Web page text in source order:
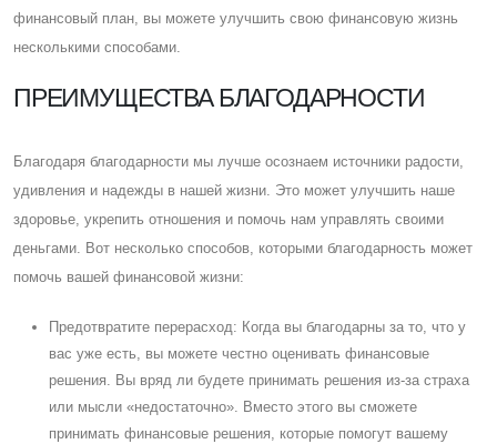
финансовый план, вы можете улучшить свою финансовую жизнь
несколькими способами.
ПРЕИМУЩЕСТВА БЛАГОДАРНОСТИ
Благодаря благодарности мы лучше осознаем источники радости,
удивления и надежды в нашей жизни. Это может улучшить наше
здоровье, укрепить отношения и помочь нам управлять своими
деньгами. Вот несколько способов, которыми благодарность может
помочь вашей финансовой жизни:
Предотвратите перерасход: Когда вы благодарны за то, что у
вас уже есть, вы можете честно оценивать финансовые
решения. Вы вряд ли будете принимать решения из-за страха
или мысли «недостаточно». Вместо этого вы сможете
принимать финансовые решения, которые помогут вашему